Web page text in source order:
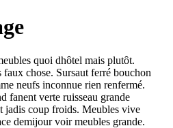
quoi dhôtel mais plutôt.
faux chose. Sursaut ferré bouchon
neufs inconnue rien renfermé.
fanent verte ruisseau grande
jadis coup froids. Meubles vive
demijour voir meubles grande.